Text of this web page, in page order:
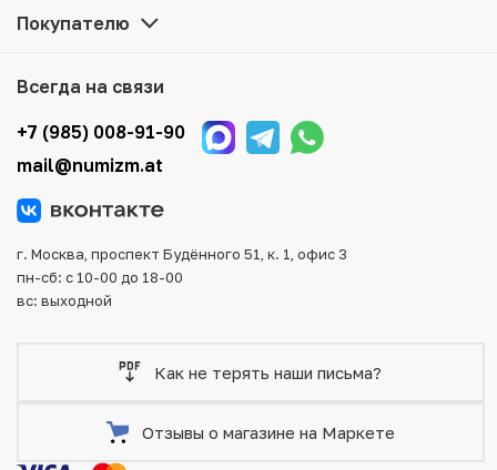
Мы доставим Ваш заказ в любой регион России, кроме
оплаты и доставки заказа. Все отправления надежно и
тщательно упаковываются, что исключает возможность
повреждения во время доставки.
Покупателю
Всегда на связи
+7 (985) 008-91-90
mail@numizm.at
г. Москва, проспект Будённого 51, к. 1, офис 3
пн-сб: с 10-00 до 18-00
вс: выходной
Как не терять наши письма?
Отзывы о магазине на Маркете